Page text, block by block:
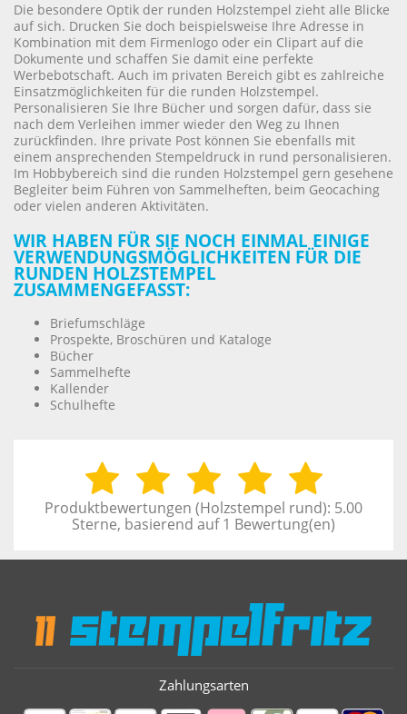
Die besondere Optik der runden Holzstempel zieht alle Blicke
auf sich. Drucken Sie doch beispielsweise Ihre Adresse in
Kombination mit dem Firmenlogo oder ein Clipart auf die
Dokumente und schaffen Sie damit eine perfekte
Werbebotschaft. Auch im privaten Bereich gibt es zahlreiche
Einsatzmöglichkeiten für die runden Holzstempel.
Personalisieren Sie Ihre Bücher und sorgen dafür, dass sie
nach dem Verleihen immer wieder den Weg zu Ihnen
zurückfinden. Ihre private Post können Sie ebenfalls mit
einem ansprechenden Stempeldruck in rund personalisieren.
Im Hobbybereich sind die runden Holzstempel gern gesehene
Begleiter beim Führen von Sammelheften, beim Geocaching
oder vielen anderen Aktivitäten.
WIR HABEN FÜR SIE NOCH EINMAL EINIGE
VERWENDUNGSMÖGLICHKEITEN FÜR DIE
RUNDEN HOLZSTEMPEL
ZUSAMMENGEFASST:
Briefumschläge
Prospekte, Broschüren und Kataloge
Bücher
Sammelhefte
Kallender
Schulhefte
Produktbewertungen (Holzstempel rund): 5.00
Sterne, basierend auf1 Bewertung(en)
Zahlungsarten